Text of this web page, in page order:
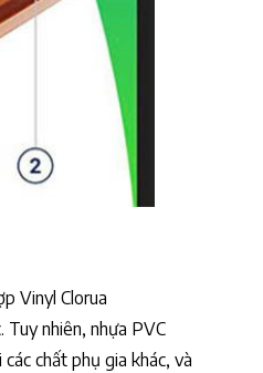
Vinyl Clorua
Tuy nhiên, nhựa PVC
chất phụ gia khác, và